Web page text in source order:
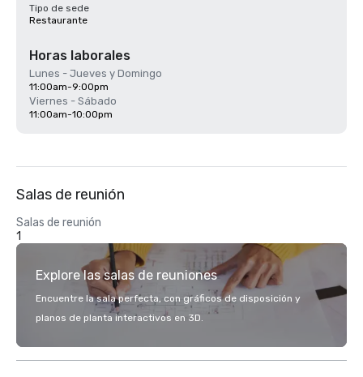
Tipo de sede
Restaurante
Horas laborales
Lunes - Jueves y Domingo
11:00am-9:00pm
Viernes - Sábado
11:00am-10:00pm
Salas de reunión
Salas de reunión
1
Explore las salas de reuniones
Encuentre la sala perfecta, con gráficos de disposición y
planos de planta interactivos en 3D.